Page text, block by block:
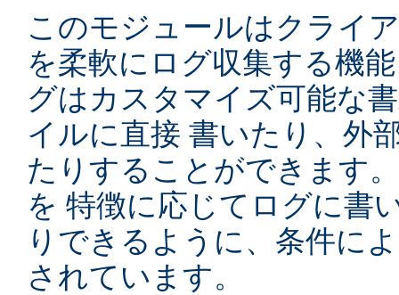
このモジュールはクライ
を柔軟にログ収集する機
グはカスタマイズ可能な
イルに直接 書いたり、外
たりすることができます
を 特徴に応じてログに書
りできるように、条件に
されています。